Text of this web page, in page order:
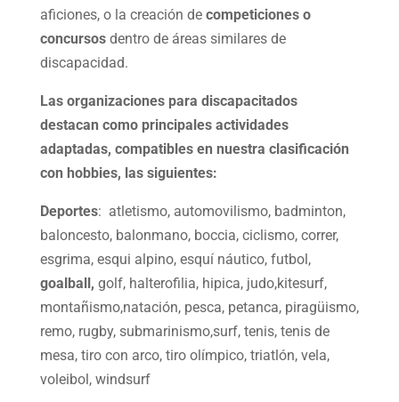
aficiones, o la creación de competiciones o
concursosdentro de áreas similares de
discapacidad.
Las organizaciones para discapacitados
destacan como principales actividades
adaptadas, compatibles en nuestra clasificación
con hobbies, las siguientes:
Deportes: atletismo, automovilismo, badminton,
baloncesto, balonmano, boccia, ciclismo, correr,
esgrima, esqui alpino, esquí náutico, futbol,
goalball, golf, halterofilia, hipica, judo,kitesurf,
montañismo,natación, pesca, petanca, piragüismo,
remo, rugby, submarinismo,surf, tenis, tenis de
mesa, tiro con arco, tiro olímpico, triatlón, vela,
voleibol, windsurf